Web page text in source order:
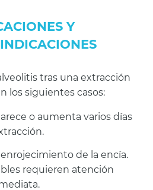
Y
tras una extracción
los siguientes casos:
o aumenta varios días
de la encía.
requieren atención